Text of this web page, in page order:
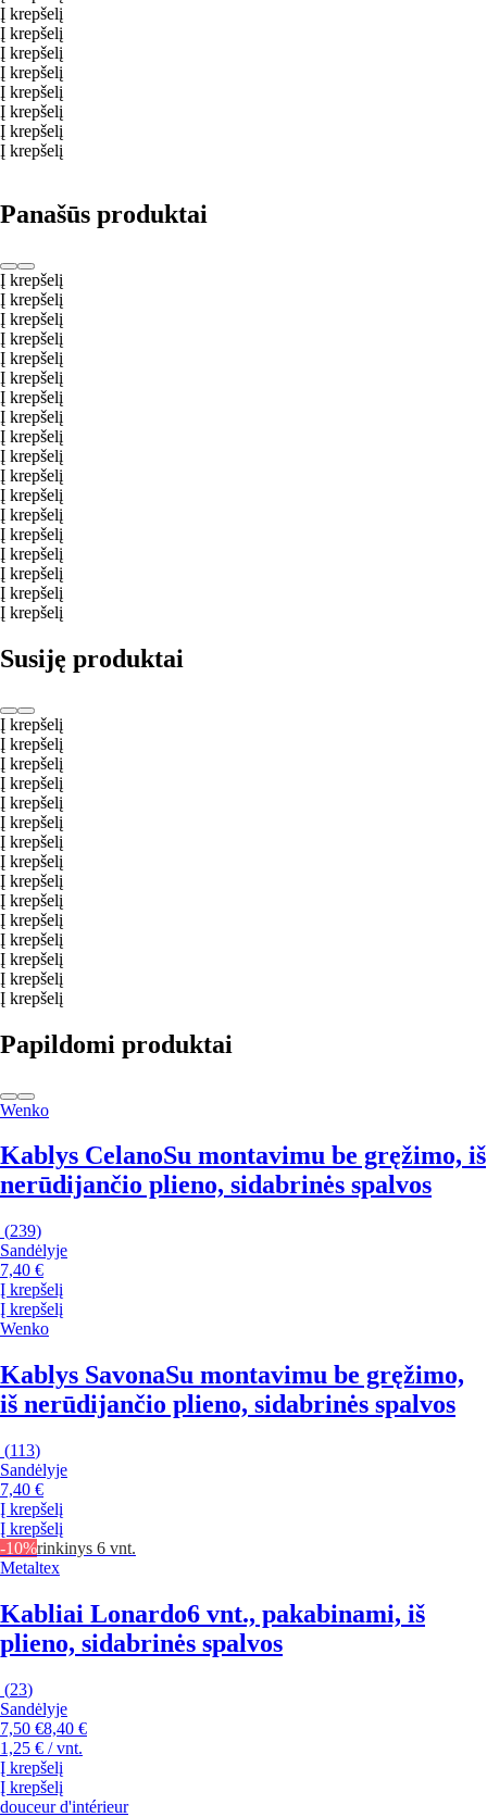
Į krepšelį
Į krepšelį
Į krepšelį
Į krepšelį
Į krepšelį
Į krepšelį
Į krepšelį
Į krepšelį
Panašūs produktai
Į krepšelį
Į krepšelį
Į krepšelį
Į krepšelį
Į krepšelį
Į krepšelį
Į krepšelį
Į krepšelį
Į krepšelį
Į krepšelį
Į krepšelį
Į krepšelį
Į krepšelį
Į krepšelį
Į krepšelį
Į krepšelį
Į krepšelį
Į krepšelį
Susiję produktai
Į krepšelį
Į krepšelį
Į krepšelį
Į krepšelį
Į krepšelį
Į krepšelį
Į krepšelį
Į krepšelį
Į krepšelį
Į krepšelį
Į krepšelį
Į krepšelį
Į krepšelį
Į krepšelį
Į krepšelį
Papildomi produktai
Wenko
Kablys CelanoSu montavimu be gręžimo, iš
nerūdijančio plieno, sidabrinės spalvos
(239)
Sandėlyje
7,40 €
Į krepšelį
Į krepšelį
Wenko
Kablys SavonaSu montavimu be gręžimo,
iš nerūdijančio plieno, sidabrinės spalvos
(113)
Sandėlyje
7,40 €
Į krepšelį
Į krepšelį
-10%rinkinys 6 vnt.
Metaltex
Kabliai Lonardo6 vnt., pakabinami, iš
plieno, sidabrinės spalvos
(23)
Sandėlyje
7,50 €8,40 €
1,25 € / vnt.
Į krepšelį
Į krepšelį
douceur d'intérieur